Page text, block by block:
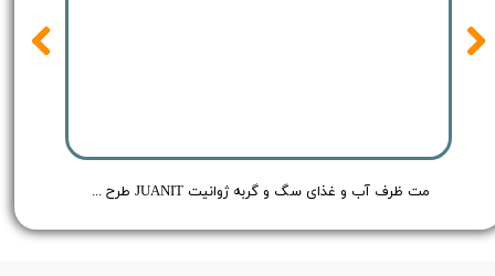
مت ظرف آب و غذای سگ و گربه ژوانیت JUANIT طرح ماهی